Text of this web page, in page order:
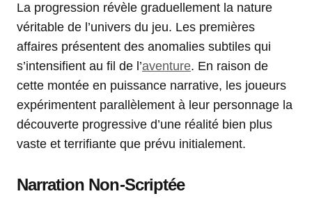
La progression révèle graduellement la nature
véritable de l’univers du jeu. Les premières
affaires présentent des anomalies subtiles qui
s’intensifient au fil de l’aventure. En raison de
cette montée en puissance narrative, les joueurs
expérimentent parallèlement à leur personnage la
découverte progressive d’une réalité bien plus
vaste et terrifiante que prévu initialement.
Narration Non-Scriptée